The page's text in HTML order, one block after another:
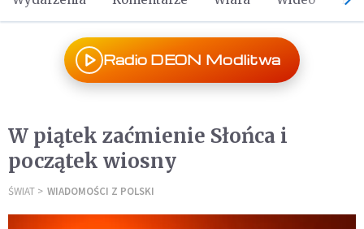
Radio DEON Modlitwa
W piątek zaćmienie Słońca i
początek wiosny
ŚWIAT WIADOMOŚCI Z POLSKI